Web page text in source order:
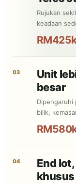
Rujukan
keadaan
03
Unit
besar
Dipengaruhi
bilik,
04
End
khusus